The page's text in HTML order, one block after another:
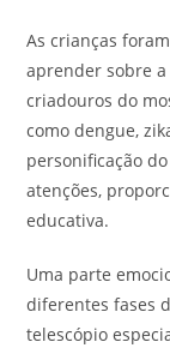
As crianças
aprender sobre
criadouros do
como dengue,
personificação
atenções,
educativa.
Uma parte
diferentes fases
telescópio